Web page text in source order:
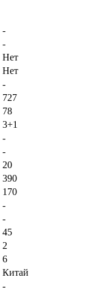
-
-
Нет
Нет
-
727
78
3+1
-
-
20
390
170
-
-
45
2
6
Китай
-